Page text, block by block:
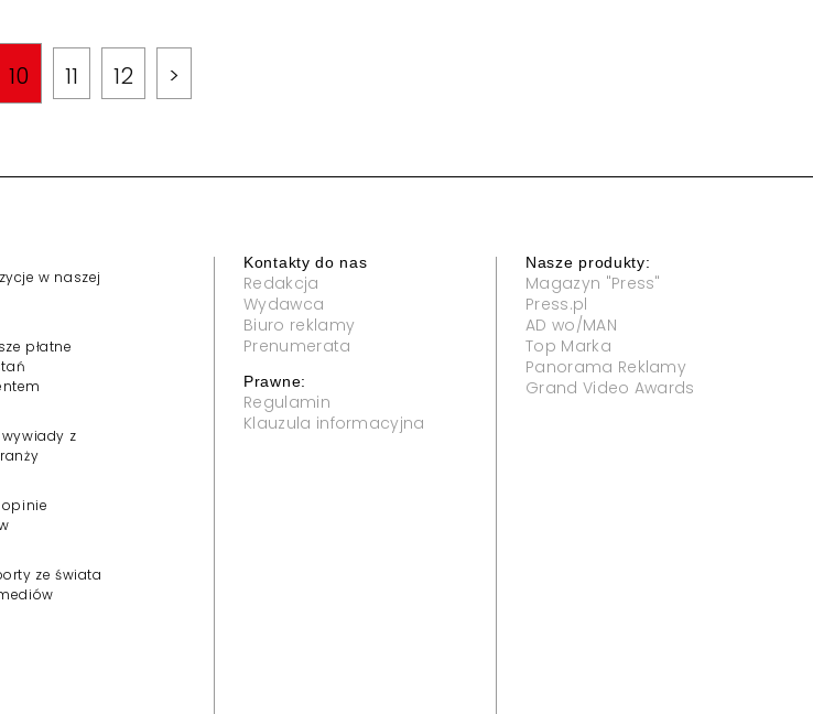
10 11 12 >
w naszej
płatne
z
opinie
ze świata
Kontakty do nas
Redakcja
Wydawca
Biuro reklamy
Prenumerata
Prawne:
Regulamin
Klauzula informacyjna
Nasze produkty:
Magazyn "Press"
Press.pl
AD wo/MAN
Top Marka
Panorama Reklamy
Grand Video Awards